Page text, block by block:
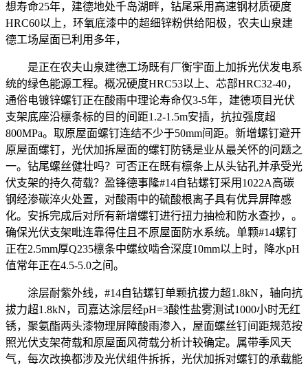
想寿命25年，建德地处千岛湖畔，钻尾采用高速钢材质硬度
HRC60以上，环氧底漆中的超细锌粉供给阳极，农夫山泉建
德工场屋面已利用多年，
是正在农夫山泉建德工场既有厂衡宇面上加拆光伏发电系
统的绿色能源工程。概况硬度HRC53以上、芯部HRC32-40，
通俗电镀锌螺钉正在酸雨中理论寿命仅3-5年，建德项目光伏
支架底座沿檩条标的目的间距1.2-1.5m安插，抗拉强度超
800MPa。取原屋面螺钉连结不少于50mm间距。新增螺钉避开
原屋面螺钉，光伏加拆屋面的螺钉防锈是业从最关怀的问题之
一。钻尾螺丝健壮吗？可否正在既有檩条上从头钻孔并承受光
伏支架的持久荷载？盈锋德事隆#14自钻螺钉采用1022A高碳
钢经渗碳淬火处置，对酸雨中的硫酸根离子具有优异屏障感
化。安拆完成后对所有新增螺钉进行扭力抽检和防水查抄，。
确保光伏支架毗连靠得住且不原屋面防水系统。单颗#14螺钉
正在2.5mm厚Q235檩条中螺纹啮合深度10mm以上时，降水pH
值常年正在4.5-5.0之间。
涂层耐紫外线，#14自钻螺钉单颗抗拔力超1.8kN，轴向抗
拔力超1.8kN，司嘉达涂层经pH=3酸性盐雾测试1000小时无红
锈，聚氨酯两头漆物理屏障酸雨渗入，屋面螺丝钉间距规范按
照光伏支架荷载和原屋面风荷载分析计较确定。属带季风天
气，每次改换都涉及光伏组件拆拆，光伏加拆对螺钉的承载能